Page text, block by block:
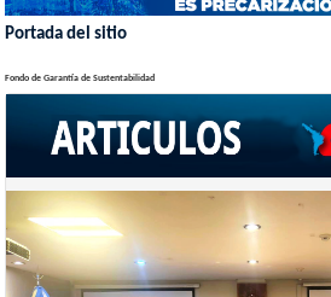
Portada del sitio
Fondo de Garantía de Sustentabilidad